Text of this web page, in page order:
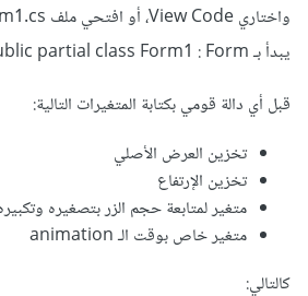
يبدأ بـ public partial class Form1 : Form.
قبل أي دالة قومي بكتابة المتغيرات التالية:
تخزين العرض الأصلي
تخزين الإرتفاع
متغير لمتابعة حجم الزر بتصغيره وتكبيره
متغير خاص بوقت الـ animation
كالتالي: